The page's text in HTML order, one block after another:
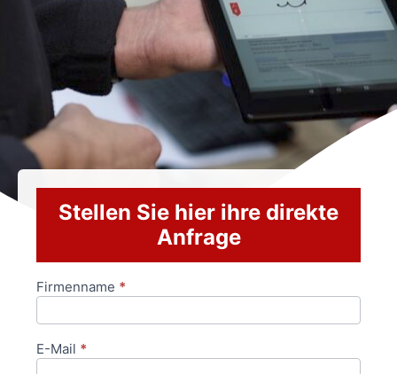
Stellen Sie hier ihre direkte
Anfrage
Anfrageformular
Firmenname *
E-Mail *